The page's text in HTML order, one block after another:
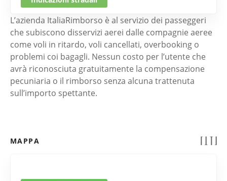
L’azienda ItaliaRimborso è al servizio dei passeggeri
che subiscono disservizi aerei dalle compagnie aeree
come voli in ritardo, voli cancellati, overbooking o
problemi coi bagagli. Nessun costo per l’utente che
avrà riconosciuta gratuitamente la compensazione
pecuniaria o il rimborso senza alcuna trattenuta
sull’importo spettante.
MAPPA